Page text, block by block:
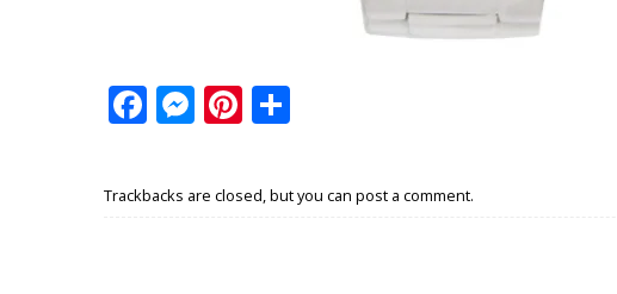
Facebook
Messenger
Pinterest
Trackbacks are closed, but you can post a comment.